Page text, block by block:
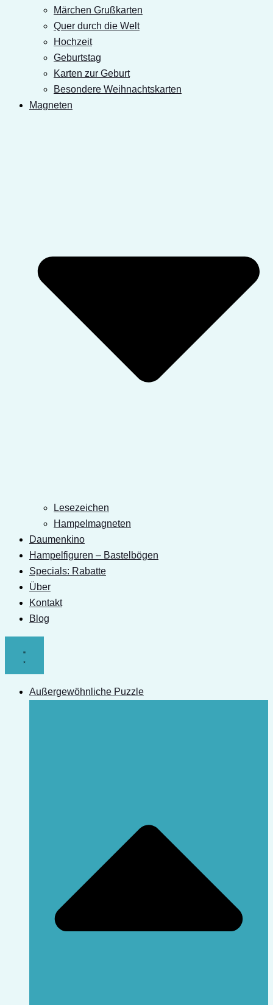
Märchen Grußkarten
Quer durch die Welt
Hochzeit
Geburtstag
Karten zur Geburt
Besondere Weihnachtskarten
Magneten
Lesezeichen
Hampelmagneten
Daumenkino
Hampelfiguren – Bastelbögen
Specials: Rabatte
Über
Kontakt
Blog
Außergewöhnliche Puzzle